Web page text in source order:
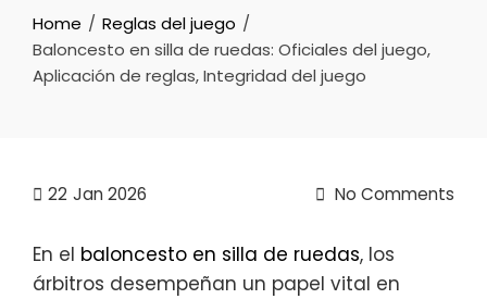
Home
Reglas del juego
Baloncesto en silla de ruedas: Oficiales del juego,
Aplicación de reglas, Integridad del juego
22 Jan 2026 No Comments
En el baloncesto en silla de ruedas, los
árbitros desempeñan un papel vital en